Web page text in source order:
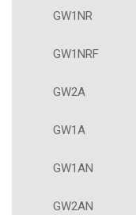
GW1NR
GW1NRF
GW2A
GW1A
GW1AN
GW2AN